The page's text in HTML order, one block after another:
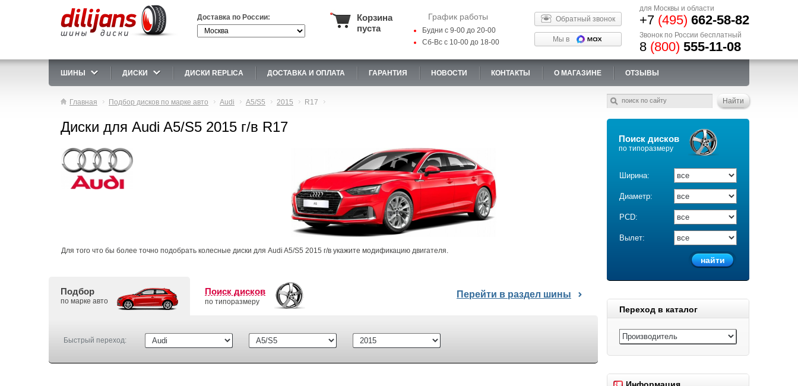
Доставка по России:
Корзина
пуста
График работы
Будни с 9-00 до 20-00
Сб-Вс с 10-00 до 18-00
Обратный звонок
Мы в
для Москвы и области
+7 (495) 662-58-82
Звонок по России бесплатный
8 (800) 555-11-08
ШИНЫ ДИСКИ ДИСКИ REPLICA ДОСТАВКА И ОПЛАТА ГАРАНТИЯ НОВОСТИ КОНТАКТЫ О МАГАЗИНЕ ОТЗЫВЫ
Главная Подбор дисков по марке авто Audi A5/S5 2015 R17
Поиск дисков
по типоразмеру
Ширина:
Диаметр:
PCD:
Вылет:
Переход в каталог
Диски для Audi A5/S5 2015 г/в R17
Для того что бы более точно подобрать колесные диски для Audi A5/S5 2015 г/в укажите модификацию двигателя.
Перейти в раздел шины
Подбор
по марке авто
Поиск дисков
по типоразмеру
Быстрый переход: